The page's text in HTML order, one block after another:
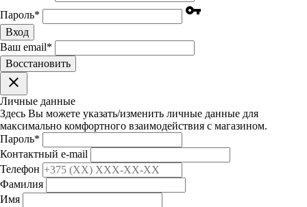
Пароль* vpn_key
Вход
Ваш email*
Воcстановить
clear
Личные данные
Здесь Вы можете указать/изменить личные данные для
максимально комфортного взаимодействия с магазином.
Пароль*
Контактный e-mail
Телефон
Фамилия
Имя